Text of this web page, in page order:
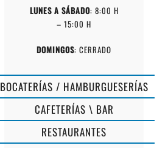
LUNES A SÁBADO: 8:00 H
– 15:00 H
DOMINGOS: CERRADO
BOCATERÍAS / HAMBURGUESERÍAS
CAFETERÍAS \ BAR
RESTAURANTES